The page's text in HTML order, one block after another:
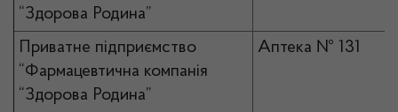
“Здорова Родина”
Приватне підприємство
“Фармацевтична компанія
“Здорова Родина”
Аптека № 131